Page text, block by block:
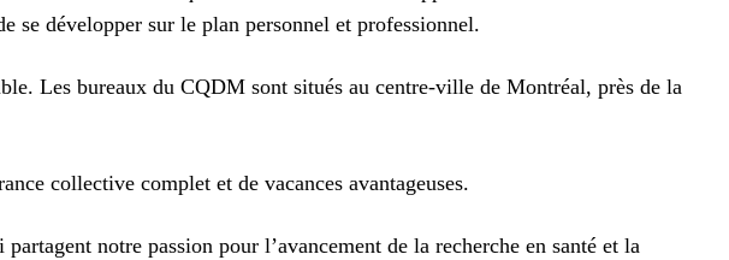
se développer sur le plan personnel et professionnel.
Les bureaux du CQDM sont situés au centre-ville de Montréal, près de la
collective complet et de vacances avantageuses.
notre passion pour l’avancement de la recherche en santé et la